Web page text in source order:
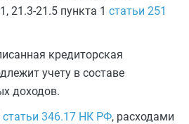
21.3-21.5 пункта 1 статьи 251
кредиторская
учету в составе
доходов.
статьи 346.17 НК РФ, расходами